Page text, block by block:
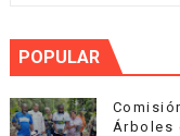
POPULAR
Árboles